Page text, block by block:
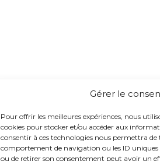
Gérer le
Pour offrir les meilleures expériences, nous
cookies pour stocker et/ou accéder aux
consentir à ces technologies nous permettra de
comportement de navigation ou les ID uniques
ou de retirer son consentement peut avoir un